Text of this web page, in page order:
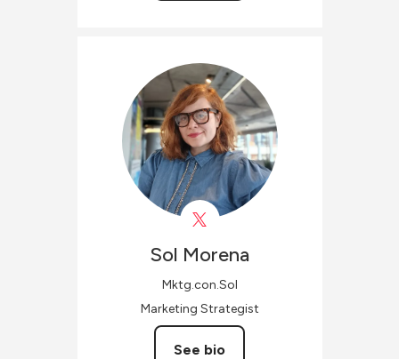
Sol Morena
Mktg.con.Sol
Marketing Strategist
See bio